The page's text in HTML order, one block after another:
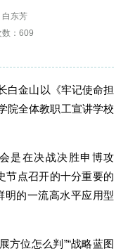
白东芳
数：609
白金山以《牢记使命担
院全体教职工宣讲学校
是在决战决胜申博攻
节点召开的十分重要的
明的一流高水平应用型
方位怎么判”“战略蓝图